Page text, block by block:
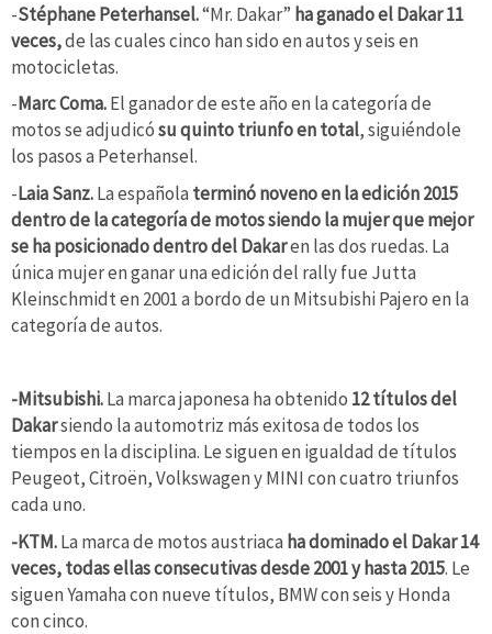
-Stéphane Peterhansel.“Mr. Dakar” ha ganado el Dakar 11
veces,de las cuales cinco han sido en autos y seis en
motocicletas.
-Marc Coma.El ganador de este año en la categoría de
motos se adjudicósu quinto triunfo en total, siguiéndole
los pasos a Peterhansel.
-Laia Sanz.La española terminó noveno en la edición 2015
dentro de la categoría de motos siendo la mujer que mejor
se ha posicionado dentro del Dakaren las dos ruedas. La
única mujer en ganar una edición del rally fue Jutta
Kleinschmidt en 2001 a bordo de un Mitsubishi Pajero en la
categoría de autos.
-Mitsubishi.La marca japonesa ha obtenido 12 títulos del
Dakarsiendo la automotriz más exitosa de todos los
tiempos en la disciplina. Le siguen en igualdad de títulos
Peugeot, Citroën, Volkswagen y MINI con cuatro triunfos
cada uno.
-KTM.La marca de motos austriaca ha dominado el Dakar 14
veces, todas ellas consecutivas desde 2001 y hasta 2015. Le
siguen Yamaha con nueve títulos, BMW con seis y Honda
con cinco.